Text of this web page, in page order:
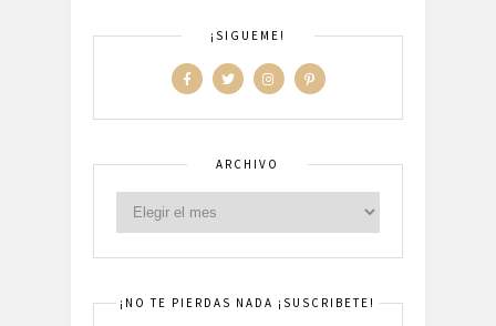
¡SIGUEME!
ARCHIVO
¡NO TE PIERDAS NADA ¡SUSCRIBETE!